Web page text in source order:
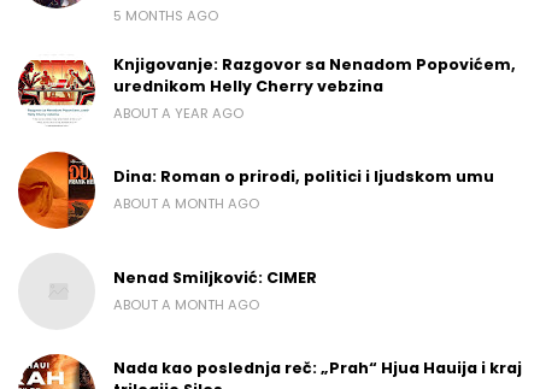
5 MONTHS AGO
Knjigovanje: Razgovor sa Nenadom Popovićem,
urednikom Helly Cherry vebzina
ABOUT A YEAR AGO
Dina: Roman o prirodi, politici i ljudskom umu
ABOUT A MONTH AGO
Nenad Smiljković: CIMER
ABOUT A MONTH AGO
Nada kao poslednja reč: „Prah“ Hjua Hauija i kraj